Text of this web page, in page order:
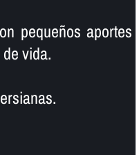
pequeños aportes
vida.